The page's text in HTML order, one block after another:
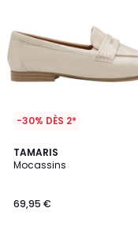
-30% DÈS 2*
TAMARIS
Mocassins
69,95 €